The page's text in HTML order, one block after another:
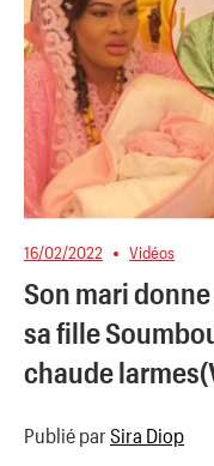
16/02/2022 Vidéos
Son mari
sa fille
chaude
Publié par Sira Diop